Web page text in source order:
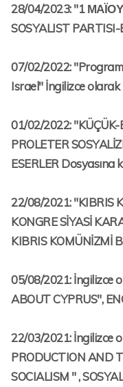
28/04/2023: "1
SOSYALIST
07/02/2022:
Israel" İngilizce olarak
01/02/2022: "KÜÇÜK-
PROLETER
ESERLER Dosyasına
22/08/2021: "KIBRIS
KONGRE SİYASİ
KIBRIS KOMÜNİZMİ
05/08/2021: İngilizce
ABOUT CYPRUS",
22/03/2021: İngilizce
PRODUCTION AND
SOCIALISM " ,